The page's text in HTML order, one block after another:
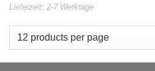
Lieferzeit: 2-7 Werktage